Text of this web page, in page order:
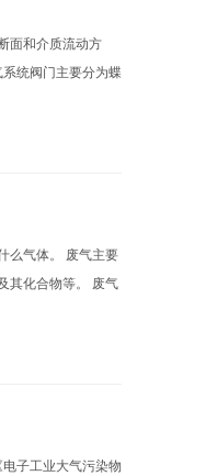
面和介质流动方
统阀门主要分为蝶
么气体。 废气主要
其化合物等。 废气
子工业大气污染物